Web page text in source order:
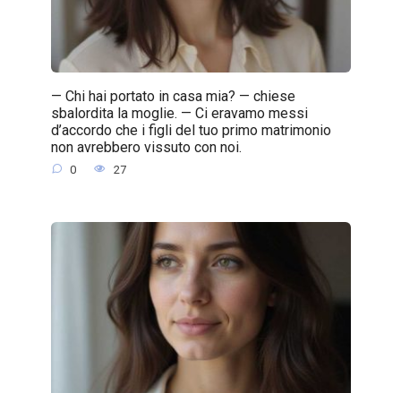
— Chi hai portato in casa mia? — chiese
sbalordita la moglie. — Ci eravamo messi
d’accordo che i figli del tuo primo matrimonio
non avrebbero vissuto con noi.
0 27